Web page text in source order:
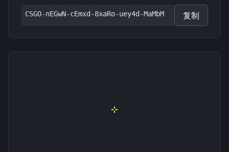
CSGO-nEGwN-cEmxd-8xaRo-uey4d-MaMbM 复制